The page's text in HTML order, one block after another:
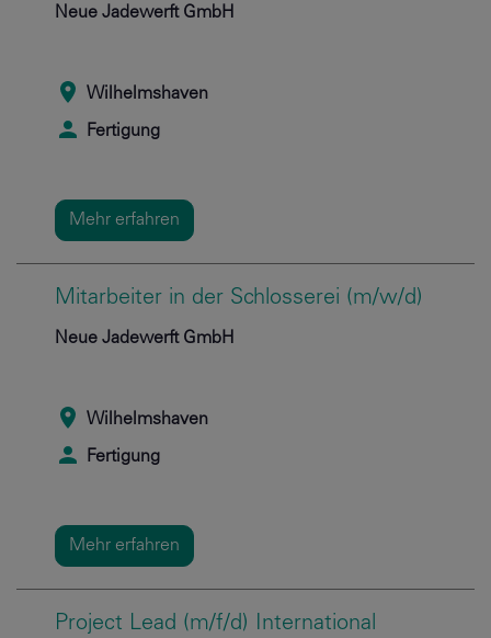
Neue Jadewerft GmbH
Wilhelmshaven
Fertigung
Mehr erfahren
Mitarbeiter in der Schlosserei (m/w/d)
Neue Jadewerft GmbH
Wilhelmshaven
Fertigung
Mehr erfahren
Project Lead (m/f/d) International